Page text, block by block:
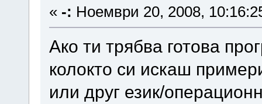
« -: Ноември 20, 2008,
Ако ти трябва готова
колокто си искаш
или друг език/